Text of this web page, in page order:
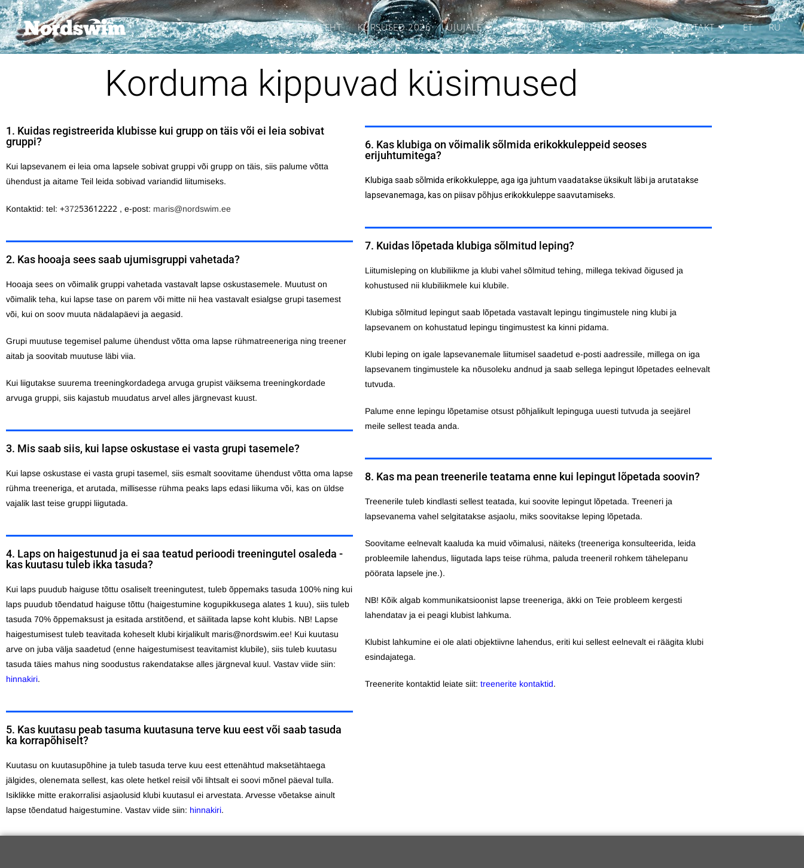
AVALEHT KURSUSED 2026 UJUJALE UJULAD KLUBI TOOTED KKK KONTAKT ET RU
Korduma kippuvad küsimused
1. Kuidas registreerida klubisse kui grupp on täis või ei leia sobivat
gruppi?
Kui lapsevanem ei leia oma lapsele sobivat gruppi või grupp on täis, siis palume võtta
ühendust ja aitame Teil leida sobivad variandid liitumiseks.
Kontaktid: tel: +37253612222 , e-post: maris@nordswim.ee
2. Kas hooaja sees saab ujumisgruppi vahetada?
Hooaja sees on võimalik gruppi vahetada vastavalt lapse oskustasemele. Muutust on
võimalik teha, kui lapse tase on parem või mitte nii hea vastavalt esialgse grupi tasemest
või, kui on soov muuta nädalapäevi ja aegasid.
Grupi muutuse tegemisel palume ühendust võtta oma lapse rühmatreeneriga ning treener
aitab ja soovitab muutuse läbi viia.
Kui liigutakse suurema treeningkordadega arvuga grupist väiksema treeningkordade
arvuga gruppi, siis kajastub muudatus arvel alles järgnevast kuust.
3. Mis saab siis, kui lapse oskustase ei vasta grupi tasemele?
Kui lapse oskustase ei vasta grupi tasemel, siis esmalt soovitame ühendust võtta oma lapse
rühma treeneriga, et arutada, millisesse rühma peaks laps edasi liikuma või, kas on üldse
vajalik last teise gruppi liigutada.
4. Laps on haigestunud ja ei saa teatud perioodi treeningutel osaleda -
kas kuutasu tuleb ikka tasuda?
Kui laps puudub haiguse tõttu osaliselt treeningutest, tuleb õppemaks tasuda 100% ning kui
laps puudub tõendatud haiguse tõttu (haigestumine kogupikkusega alates 1 kuu), siis tuleb
tasuda 70% õppemaksust ja esitada arstitõend, et säilitada lapse koht klubis. NB! Lapse
haigestumisest tuleb teavitada koheselt klubi kirjalikult maris@nordswim.ee! Kui kuutasu
arve on juba välja saadetud (enne haigestumisest teavitamist klubile), siis tuleb kuutasu
tasuda täies mahus ning soodustus rakendatakse alles järgneval kuul. Vastav viide siin:
hinnakiri.
5. Kas kuutasu peab tasuma kuutasuna terve kuu eest või saab tasuda
ka korrapõhiselt?
Kuutasu on kuutasupõhine ja tuleb tasuda terve kuu eest ettenähtud maksetähtaega
jälgides, olenemata sellest, kas olete hetkel reisil või lihtsalt ei soovi mõnel päeval tulla.
Isiklikke mitte erakorralisi asjaolusid klubi kuutasul ei arvestata. Arvesse võetakse ainult
lapse tõendatud haigestumine. Vastav viide siin: hinnakiri.
6. Kas klubiga on võimalik sõlmida erikokkuleppeid seoses
erijuhtumitega?
Klubiga saab sõlmida erikokkuleppe, aga iga juhtum vaadatakse üksikult läbi ja arutatakse
lapsevanemaga, kas on piisav põhjus erikokkuleppe saavutamiseks.
7. Kuidas lõpetada klubiga sõlmitud leping?
Liitumisleping on klubiliikme ja klubi vahel sõlmitud tehing, millega tekivad õigused ja
kohustused nii klubiliikmele kui klubile.
Klubiga sõlmitud lepingut saab lõpetada vastavalt lepingu tingimustele ning klubi ja
lapsevanem on kohustatud lepingu tingimustest ka kinni pidama.
Klubi leping on igale lapsevanemale liitumisel saadetud e-posti aadressile, millega on iga
lapsevanem tingimustele ka nõusoleku andnud ja saab sellega lepingut lõpetades eelnevalt
tutvuda.
Palume enne lepingu lõpetamise otsust põhjalikult lepinguga uuesti tutvuda ja seejärel
meile sellest teada anda.
8. Kas ma pean treenerile teatama enne kui lepingut lõpetada soovin?
Treenerile tuleb kindlasti sellest teatada, kui soovite lepingut lõpetada. Treeneri ja
lapsevanema vahel selgitatakse asjaolu, miks soovitakse leping lõpetada.
Soovitame eelnevalt kaaluda ka muid võimalusi, näiteks (treeneriga konsulteerida, leida
probleemile lahendus, liigutada laps teise rühma, paluda treeneril rohkem tähelepanu
pöörata lapsele jne.).
NB! Kõik algab kommunikatsioonist lapse treeneriga, äkki on Teie probleem kergesti
lahendatav ja ei peagi klubist lahkuma.
Klubist lahkumine ei ole alati objektiivne lahendus, eriti kui sellest eelnevalt ei räägita klubi
esindajatega.
Treenerite kontaktid leiate siit: treenerite kontaktid.